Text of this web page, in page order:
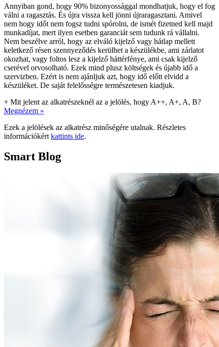
Annyiban gond, hogy 90% bizonyossággal mondhatjuk, hogy el fog
válni a ragasztás. És újra vissza kell jönni újraragasztani. Amivel
nem hogy időt nem fogsz tudni spórolni, de ismét fizetned kell majd
munkadíjat, mert ilyen esetben garanciát sem tudunk rá vállalni.
Nem beszélve arról, hogy az elváló kijelző vagy hátlap mellett
keletkező résen szennyeződés kerülhet a készülékbe, ami zárlatot
okozhat, vagy foltos lesz a kijelző háttérfénye, ami csak kijelző
cserével orvosolható. Ezek mind plusz költségek és újabb idő a
szervizben. Ezért is nem ajánljuk azt, hogy idő előtt elvidd a
készüléket. De saját felelősségre természetesen kiadjuk.
+ Mit jelent az alkatrészeknél az a jelölés, hogy A++, A+, A, B?
Megnézem »
Ezek a jelölések az alkatrész minőségére utalnak. Részletes
információkért kattints ide.
Smart Blog